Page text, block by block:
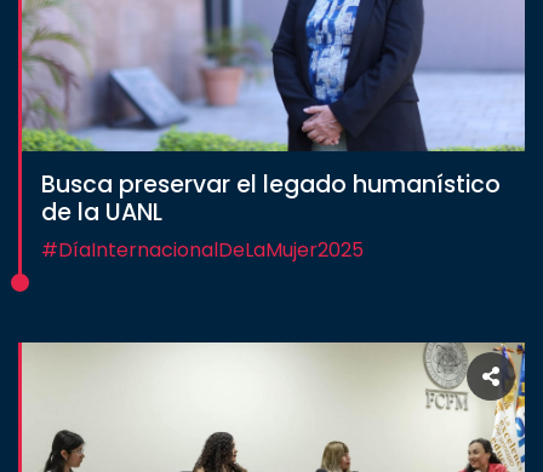
Busca preservar el legado humanístico
de la UANL
#DíaInternacionalDeLaMujer2025